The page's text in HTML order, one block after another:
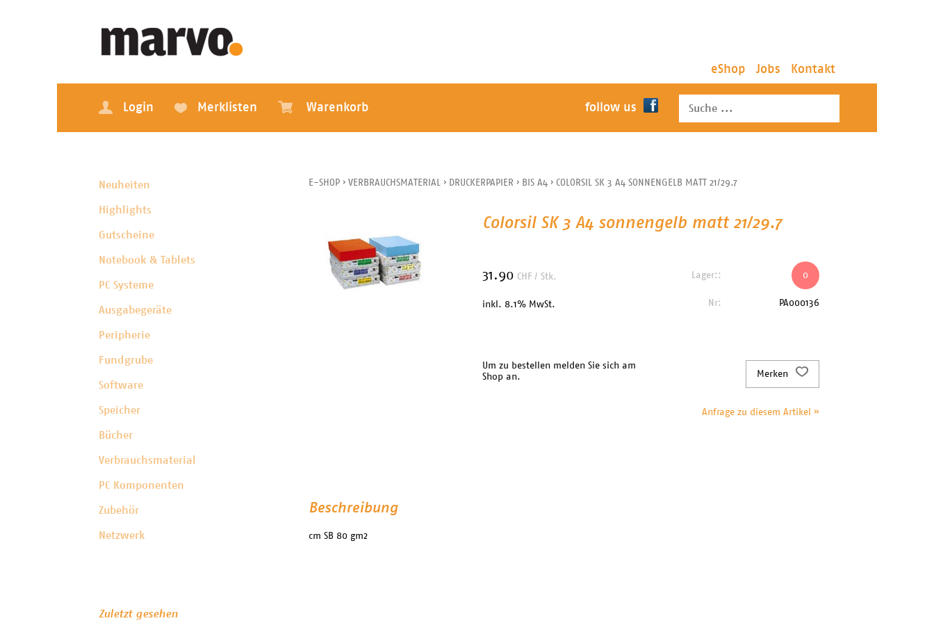
eShop Jobs Kontakt
Login Merklisten Warenkorb follow us
Neuheiten
Highlights
Gutscheine
Notebook & Tablets
PC Systeme
Ausgabegeräte
Peripherie
Fundgrube
Software
Speicher
Bücher
Verbrauchsmaterial
PC Komponenten
Zubehör
Netzwerk
E-SHOP › VERBRAUCHSMATERIAL › DRUCKERPAPIER › BIS A4 › COLORSIL SK 3 A4 SONNENGELB MATT 21/29.7
Colorsil SK 3 A4 sonnengelb matt 21/29.7
31.90 CHF / Stk.
inkl. 8.1% MwSt.
Lager:: 0
Nr: PA000136
Um zu bestellen melden Sie sich am
Shop an.
Merken
Anfrage zu diesem Artikel »
Beschreibung
cm SB 80 gm2
Zuletzt gesehen